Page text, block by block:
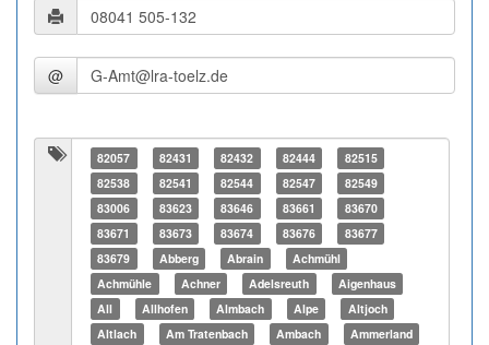
@
82057 82431 82432 82444
82515
82538
82541 82544 82547
82549
83006
83623 83646 83661
83670
83671
83673 83674 83676
83677
83679
Abberg Abrain
Achmühl
Achmühle
Achner Adelsreuth
Aigenhaus
All
Allhofen Almbach Alpe
Altjoch
Altlach
Am Tratenbach Ambach Ammerland